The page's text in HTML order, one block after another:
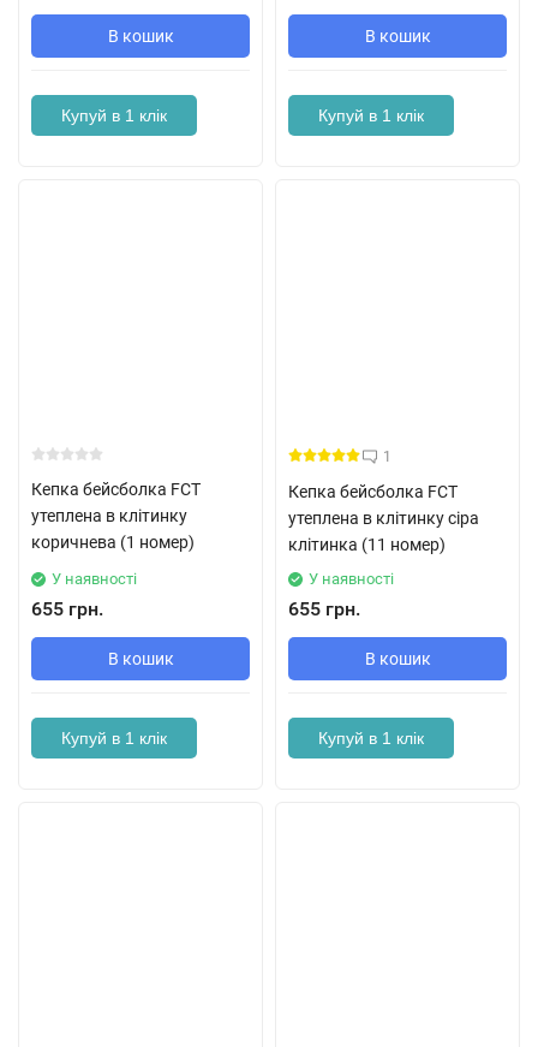
В кошик
Купуй в 1 клік
В кошик
Купуй в 1 клік
Кепка бейсболка FCT
утеплена в клітинку
коричнева (1 номер)
У наявності
655 грн.
В кошик
Купуй в 1 клік
1
Кепка бейсболка FCT
утеплена в клітинку сіра
клітинка (11 номер)
У наявності
655 грн.
В кошик
Купуй в 1 клік